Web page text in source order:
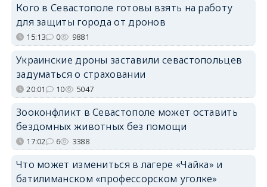
Кого в Севастополе готовы взять на работу
для защиты города от дронов
15:13 0 9881
Украинские дроны заставили севастопольцев
задуматься о страховании
20:01 10 5047
Зооконфликт в Севастополе может оставить
бездомных животных без помощи
17:02 6 3388
Что может измениться в лагере «Чайка» и
батилиманском «профессорском уголке»